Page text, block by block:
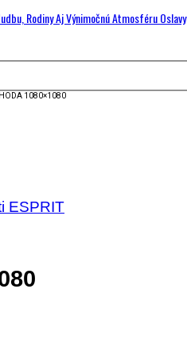
Rodiny Aj Výnimočnú Atmosféru Oslavy
1080×1080
ESPRIT